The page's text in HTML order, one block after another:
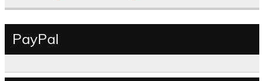
PayPal